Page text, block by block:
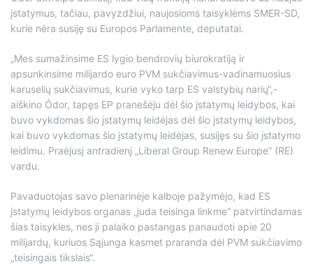
įstatymus, tačiau, pavyzdžiui, naujosioms taisyklėms SMER-SD,
kurie nėra susiję su Europos Parlamente, deputatai.
„Mes sumažinsime ES lygio bendrovių biurokratiją ir
apsunkinsime milijardo euro PVM sukčiavimus-vadinamuosius
karuselių sukčiavimus, kurie vyko tarp ES valstybių narių“,-
aiškino Ódor, tapęs EP pranešėju dėl šio įstatymų leidybos, kai
buvo vykdomas šio įstatymų leidėjas dėl šio įstatymų leidybos,
kai buvo vykdomas šio įstatymų leidėjas, susijęs su šio įstatymo
leidimu. Praėjusį antradienį „Liberal Group Renew Europe“ (RE)
vardu.
Pavaduotojas savo plenarinėje kalboje pažymėjo, kad ES
įstatymų leidybos organas „juda teisinga linkme“ patvirtindamas
šias taisykles, nes ji palaiko pastangas panaudoti apie 20
milijardų, kuriuos Sąjunga kasmet praranda dėl PVM sukčiavimo
„teisingais tikslais“.